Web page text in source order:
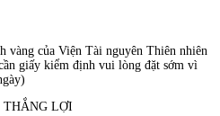
vàng của Viện Tài nguyên Thiên nhiên
giấy kiểm định vui lòng đặt sớm vì
THẮNG LỢI